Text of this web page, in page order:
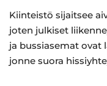
Kiinteistö sijaitsee
joten julkiset
ja bussiasemat ovat
jonne suora